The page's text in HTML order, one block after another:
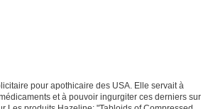
pour apothicaire des USA. Elle servait à
et à pouvoir ingurgiter ces derniers sur